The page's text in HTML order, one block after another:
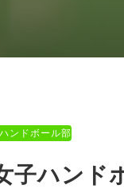
ンドボール部
女子ハンド